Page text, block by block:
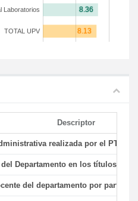
TOTAL UPV
Laboratorios
Descriptor
realizada por el PTGAS
Departamento en los títulos de
del departamento por parte